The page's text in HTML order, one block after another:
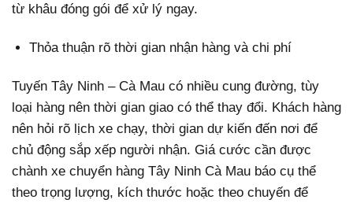
từ khâu đóng gói để xử lý ngay.
Thỏa thuận rõ thời gian nhận hàng và chi phí
Tuyến Tây Ninh – Cà Mau có nhiều cung đường, tùy
loại hàng nên thời gian giao có thể thay đổi. Khách hàng
nên hỏi rõ lịch xe chạy, thời gian dự kiến đến nơi để
chủ động sắp xếp người nhận. Giá cước cần được
chành xe chuyển hàng Tây Ninh Cà Mau báo cụ thể
theo trọng lượng, kích thước hoặc theo chuyến để